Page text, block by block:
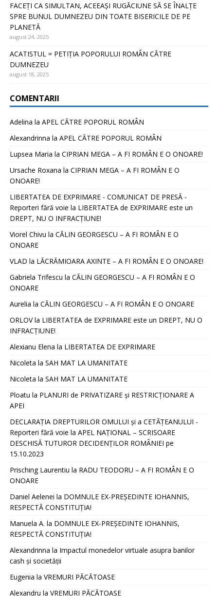
FACEȚI CA SIMULTAN, ACEEAȘI RUGĂCIUNE SĂ SE ÎNALȚE
SPRE BUNUL DUMNEZEU DIN TOATE BISERICILE DE PE
PLANETĂ
august 24, 2025
ACATISTUL = PETIȚIA POPORULUI ROMÂN CĂTRE
DUMNEZEU
august 18, 2025
COMENTARII
Adelina la APEL CĂTRE POPORUL ROMÂN
Alexandrinna la APEL CĂTRE POPORUL ROMÂN
Lupsea Maria la CIPRIAN MEGA – A FI ROMÂN E O ONOARE!
Ursache Roxana la CIPRIAN MEGA – A FI ROMÂN E O
ONOARE!
LIBERTATEA DE EXPRIMARE - COMUNICAT DE PRESĂ -
Reporteri fără voie la LIBERTATEA de EXPRIMARE este un
DREPT, NU O INFRACȚIUNE!
Viorel Chivu la CĂLIN GEORGESCU – A FI ROMÂN E O
ONOARE
VLAD la LĂCRĂMIOARA AXINTE – A FI ROMÂN E O ONOARE!
Gabriela Trifescu la CĂLIN GEORGESCU – A FI ROMÂN E O
ONOARE
Aurelia la CĂLIN GEORGESCU – A FI ROMÂN E O ONOARE
ORLOVla LIBERTATEA de EXPRIMARE este un DREPT, NU O
INFRACȚIUNE!
Alexianu Elena la LIBERTATEA DE EXPRIMARE
Nicoleta la SAH MAT LA UMANITATE
Nicoleta la SAH MAT LA UMANITATE
Ploatu la PLANURI de PRIVATIZARE și RESTRICȚIONARE A
APEI
DECLARAȚIA DREPTURILOR OMULUI și a CETĂȚEANULUI -
Reporteri fără voie la APEL NAȚIONAL – SCRISOARE
DESCHISĂ TUTUROR DECIDENȚILOR ROMÂNIEI pe
15.10.2023
Prisching Laurentiu la RADU TEODORU – A FI ROMÂN E O
ONOARE
Daniel Aelenei la DOMNULE EX-PREȘEDINTE IOHANNIS,
RESPECTĂ CONSTITUȚIA!
Manuela A. la DOMNULE EX-PREȘEDINTE IOHANNIS,
RESPECTĂ CONSTITUȚIA!
Alexandrinna la Impactul monedelor virtuale asupra banilor
cash și societății
Eugenia la VREMURI PĂCĂTOASE
Alexandru la VREMURI PĂCĂTOASE